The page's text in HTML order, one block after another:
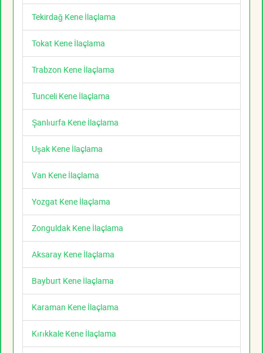
Tekirdağ Kene İlaçlama
Tokat Kene İlaçlama
Trabzon Kene İlaçlama
Tunceli Kene İlaçlama
Şanlıurfa Kene İlaçlama
Uşak Kene İlaçlama
Van Kene İlaçlama
Yozgat Kene İlaçlama
Zonguldak Kene İlaçlama
Aksaray Kene İlaçlama
Bayburt Kene İlaçlama
Karaman Kene İlaçlama
Kırıkkale Kene İlaçlama